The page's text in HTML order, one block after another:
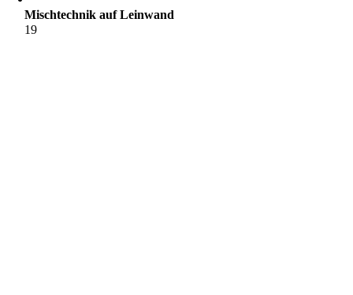
Mischtechnik auf Leinwand
19